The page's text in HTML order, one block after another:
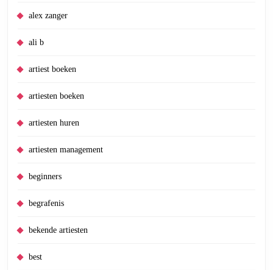
alex zanger
ali b
artiest boeken
artiesten boeken
artiesten huren
artiesten management
beginners
begrafenis
bekende artiesten
best